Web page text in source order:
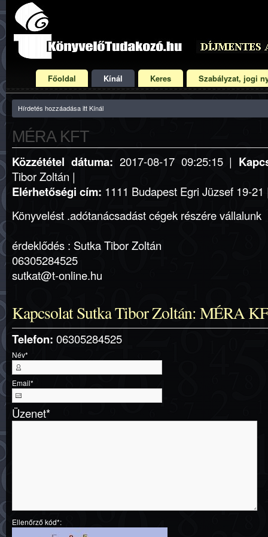
Főoldal Kínál Keres Szabályzat, jogi
Hírdetés hozzáadása itt Kínál
MÉRA KFT
Közzététel dátuma: 2017-08-17 09:25:15 |
Tibor Zoltán |
Elérhetőségi cím: 1111 Budapest Egri Jüzsef 19-
Könyvelést .adótanácsadást cégek részére vállalunk
érdeklődés : Sutka Tibor Zoltán
06305284525
sutkat@t-online.hu
Kapcsolat Sutka Tibor Zoltán: MÉRA
Telefon: 06305284525
Név*
Email*
Üzenet*
Ellenőrző kód*: